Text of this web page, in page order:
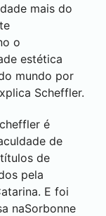
mais do
o
estética
mundo por
Scheffler.
é
de
de
pela
E foi
naSorbonne